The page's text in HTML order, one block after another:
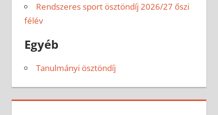
Rendszeres sport ösztöndíj 2026/27 őszi
félév
Egyéb
Tanulmányi ösztöndíj